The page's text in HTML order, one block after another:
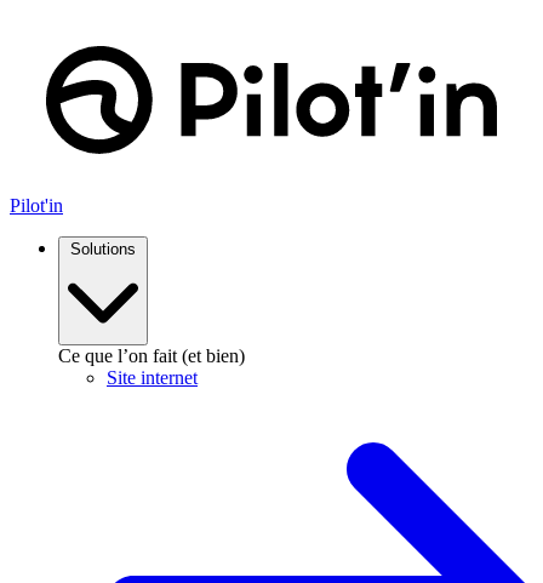
Pilot'in
Solutions
Ce que l’on fait (et bien)
Site internet